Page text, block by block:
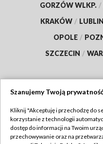
GORZÓW WLKP. /
KRAKÓW / LUBLIN
OPOLE /
SZCZECIN /
Abonament TVP
Szanujemy Twoją
Kliknij "Akceptuję i przechodzę do
korzystanie z technologii
dostęp do informacji na Twoim
przechowywanie oraz na